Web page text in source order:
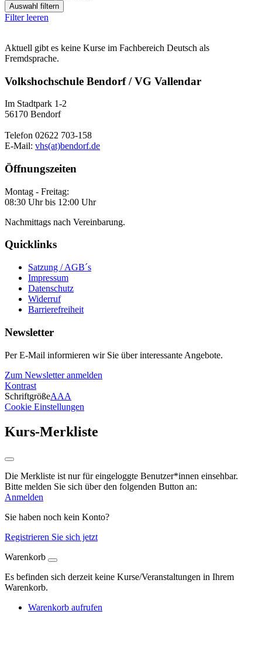
Auswahl filtern
Filter leeren
Aktuell gibt es keine Kurse im Fachbereich Deutsch als
Fremdsprache.
Volkshochschule Bendorf / VG Vallendar
Im Stadtpark 1-2
56170 Bendorf
Telefon 02622 703-158
E-Mail: vhs(at)bendorf.de
Öffnungszeiten
Montag - Freitag:
08:30 Uhr bis 12:00 Uhr
Nachmittags nach Vereinbarung.
Quicklinks
Satzung / AGB´s
Impressum
Datenschutz
Widerruf
Barrierefreiheit
Newsletter
Per E-Mail informieren wir Sie über interessante Angebote.
Zum Newsletter anmelden
Kontrast
SchriftgrößeAAA
Cookie Einstellungen
Kurs-Merkliste
Die Merkliste ist nur für eingeloggte Benutzer*innen einsehbar.
Bitte melden Sie sich über den folgenden Button an:
Anmelden
Sie haben noch kein Konto?
Registrieren Sie sich jetzt
Warenkorb
Es befinden sich derzeit keine Kurse/Veranstaltungen in Ihrem
Warenkorb.
Warenkorb aufrufen